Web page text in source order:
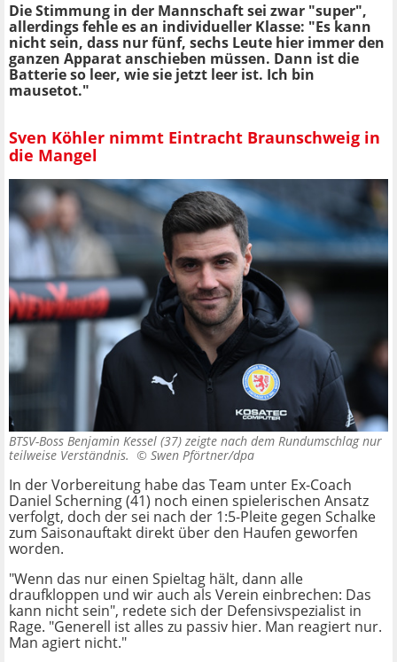
Die Stimmung in der Mannschaft sei zwar "super",
allerdings fehle es an individueller Klasse: "Es kann
nicht sein, dass nur fünf, sechs Leute hier immer den
ganzen Apparat anschieben müssen. Dann ist die
Batterie so leer, wie sie jetzt leer ist. Ich bin
mausetot."
Sven Köhler nimmt Eintracht Braunschweig in
die Mangel
BTSV-Boss Benjamin Kessel (37) zeigte nach dem Rundumschlag nur
teilweise Verständnis. © Swen Pförtner/dpa
In der Vorbereitung habe das Team unter Ex-Coach
Daniel Scherning (41) noch einen spielerischen Ansatz
verfolgt, doch der sei nach der 1:5-Pleite gegen Schalke
zum Saisonauftakt direkt über den Haufen geworfen
worden.
"Wenn das nur einen Spieltag hält, dann alle
draufkloppen und wir auch als Verein einbrechen: Das
kann nicht sein", redete sich der Defensivspezialist in
Rage. "Generell ist alles zu passiv hier. Man reagiert nur.
Man agiert nicht."